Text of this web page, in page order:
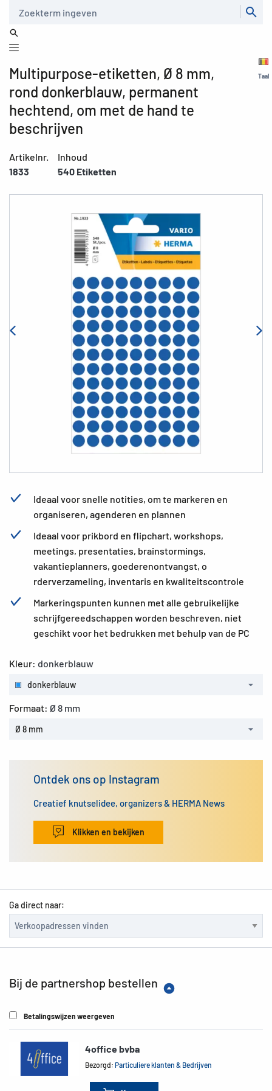
Taal
Multipurpose-etiketten, Ø 8 mm,
rond donkerblauw, permanent
hechtend, om met de hand te
beschrijven
Artikelnr.
1833
Inhoud
540 Etiketten
Ideaal voor snelle notities, om te markeren en
organiseren, agenderen en plannen
Ideaal voor prikbord en flipchart, workshops,
meetings, presentaties, brainstormings,
vakantieplanners, goederenontvangst, o
rderverzameling, inventaris en kwaliteitscontrole
Markeringspunten kunnen met alle gebruikelijke
schrijfgereedschappen worden beschreven, niet
geschikt voor het bedrukken met behulp van de PC
Kleur: donkerblauw
donkerblauw
Formaat: Ø 8 mm
Ø 8 mm
Ontdek ons op Instagram
Creatief knutselidee, organizers & HERMA News
Klikken en bekijken
Ga direct naar:
Bij de partnershop bestellen
Betalingswijzen weergeven
4office bvba
Bezorgd:Particuliere klanten & Bedrijven